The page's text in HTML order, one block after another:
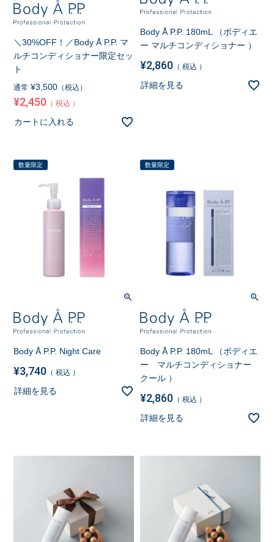
＼30%OFF！／Body Å P.P. マ
ルチコンディショナー限定セッ
ト
通常 ¥3,500 （税込）
¥2,450 税込
カートに入れる
Body Å P.P. 180mL （ボディエ
ー マルチコンディショナー ）
¥2,860 税込
詳細を見る
数量限定
Body Å P.P. Night Care
¥3,740 税込
詳細を見る
数量限定
Body Å P.P. 180mL （ボディエ
ー マルチコンディショナー
クール ）
¥2,860 税込
詳細を見る